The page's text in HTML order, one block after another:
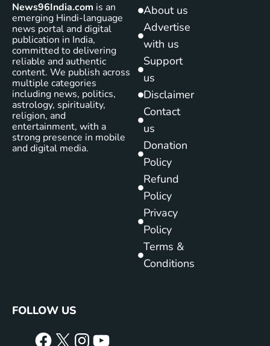
News96India.com is an
emerging Hindi-language
news portal and digital
publication in India,
committed to delivering
reliable and authentic
content. We publish across
multiple categories
including news, politics,
astrology, spirituality,
religion, and
entertainment, with a
strong presence in mobile
and digital media.
About us
Advertise
with us
Support
us
Disclaimer
Contact
us
Donation
Policy
Refund
Policy
Privacy
Policy
Terms &
Conditions
FOLLOW US